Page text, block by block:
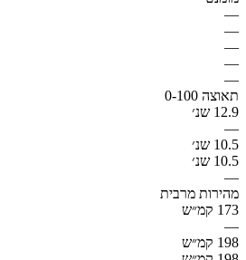
—
—
—
—
—
תאוצה 0-100
12.9 שנ׳
—
10.5 שנ׳
10.5 שנ׳
—
מהירות מרבית
173 קמ״ש
—
198 קמ״ש